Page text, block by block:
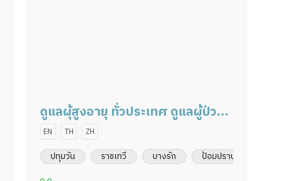
ดูแลผุ้สูงอายุ ทั่วประเทศ ดูแลผู้ป่วย
20,000/เดือน มืออาชีพ ได้ภาษา รับ
ต่างชาติ
EN TH ZH
ปทุมวัน ราชเทวี บางรัก ป้อมปราบศัตรูพ่าย